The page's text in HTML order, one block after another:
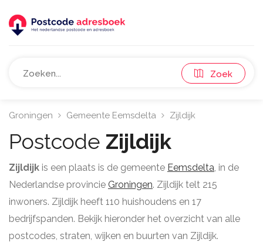
Zoek
Groningen Gemeente Eemsdelta Zijldijk
Postcode Zijldijk
Zijldijk is een plaats is de gemeente Eemsdelta, in de
Nederlandse provincie Groningen. Zijldijk telt 215
inwoners. Zijldijk heeft 110 huishoudens en 17
bedrijfspanden. Bekijk hieronder het overzicht van alle
postcodes, straten, wijken en buurten van Zijldijk.